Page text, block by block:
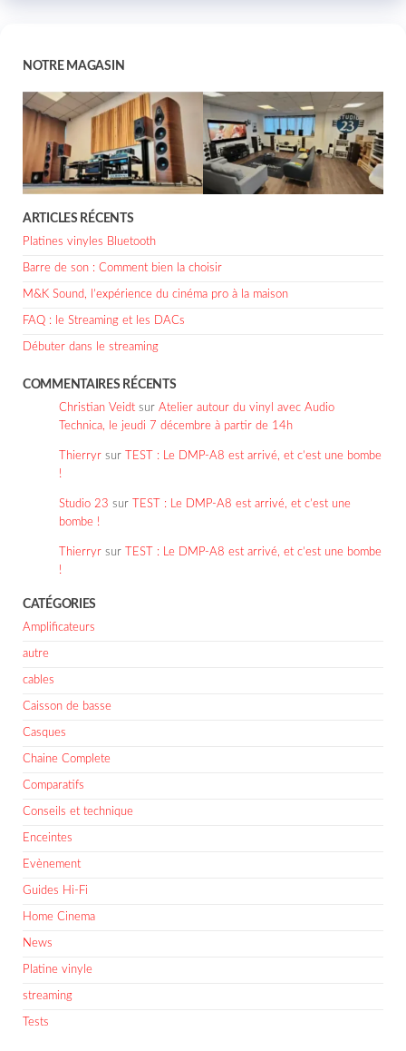
NOTRE MAGASIN
ARTICLES RÉCENTS
Platines vinyles Bluetooth
Barre de son : Comment bien la choisir
M&K Sound, l’expérience du cinéma pro à la maison
FAQ : le Streaming et les DACs
Débuter dans le streaming
COMMENTAIRES RÉCENTS
Christian Veidt sur Atelier autour du vinyl avec Audio
Technica, le jeudi 7 décembre à partir de 14h
Thierryr sur
TEST : Le DMP-A8 est arrivé, et c’est une bombe
!
Studio 23 sur
TEST : Le DMP-A8 est arrivé, et c’est une
bombe !
Thierryr sur
TEST : Le DMP-A8 est arrivé, et c’est une bombe
!
CATÉGORIES
Amplificateurs
autre
cables
Caisson de basse
Casques
Chaine Complete
Comparatifs
Conseils et technique
Enceintes
Evènement
Guides Hi-Fi
Home Cinema
News
Platine vinyle
streaming
Tests